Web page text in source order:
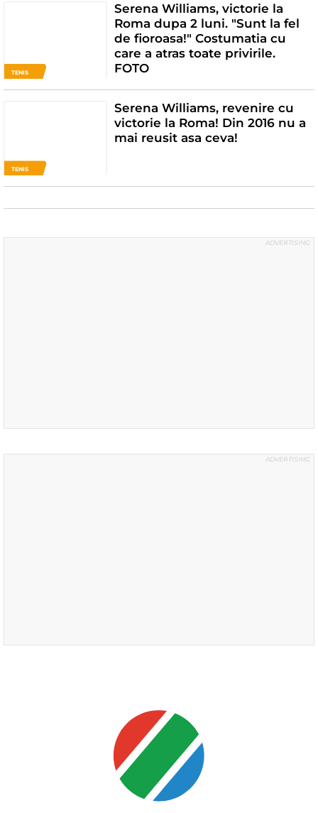
TENIS
Serena Williams, victorie la
Roma dupa 2 luni. "Sunt la fel
de fioroasa!" Costumatia cu
care a atras toate privirile.
FOTO
TENIS
Serena Williams, revenire cu
victorie la Roma! Din 2016 nu a
mai reusit asa ceva!